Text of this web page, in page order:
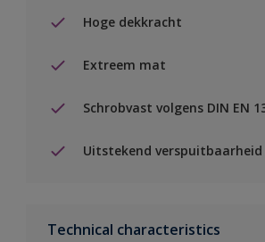
Hoge dekkracht
Extreem mat
Schrobvast volgens DIN EN
Uitstekend verspuitbaarheid
Technical characteristics